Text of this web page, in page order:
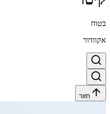
בטוח
אקוודור
חזור